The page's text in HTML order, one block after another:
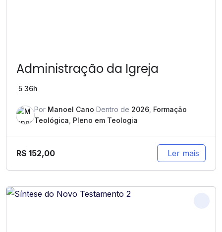
Administração da Igreja
5 36h
Por Manoel Cano Dentro de 2026 Formação
Teológica Pleno em Teologia
R$ 152,00 Ler mais